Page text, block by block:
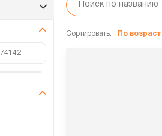
Сортировать: По